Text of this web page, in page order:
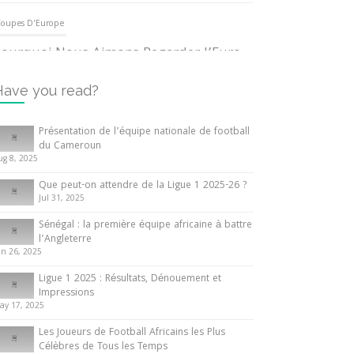
D'Europe
Nous Aimons Regarder l’Euro
June 2024
Internationales
ce que vous devez savoir sur la
d’Afrique des Nations
10 May 2024
Internationales
de l’équipe nationale de
football du Cameroun
2025
you read?
Présentation de l’équipe nationale de football
du Cameroun
8, 2025
Que peut-on attendre de la Ligue 1 2025-26 ?
Jul 31, 2025
Sénégal : la première équipe africaine à battre
l’Angleterre
26, 2025
Ligue 1 2025 : Résultats, Dénouement et
Impressions
17, 2025
Les Joueurs de Football Africains les Plus
Célèbres de Tous les Temps